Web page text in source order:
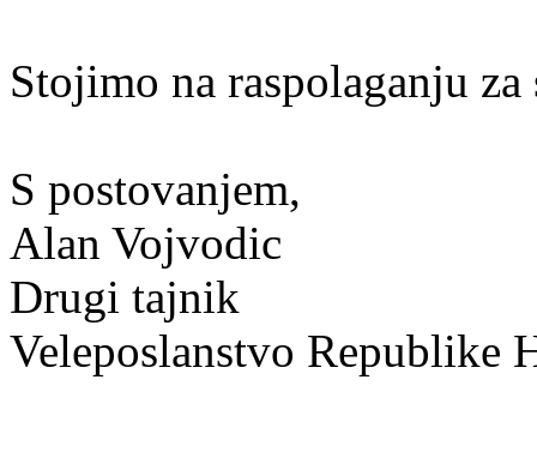
Stojimo na raspolaganju
S postovanjem,
Alan Vojvodic
Drugi tajnik
Veleposlanstvo Republike